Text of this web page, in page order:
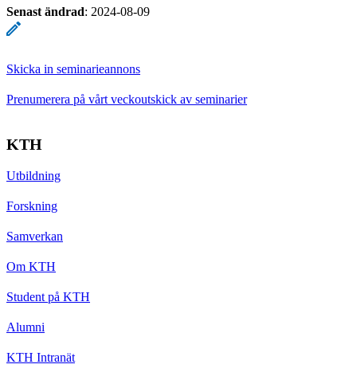
Senast ändrad: 2024-08-09
Skicka in seminarieannons
Prenumerera på vårt veckoutskick av seminarier
KTH
Utbildning
Forskning
Samverkan
Om KTH
Student på KTH
Alumni
KTH Intranät